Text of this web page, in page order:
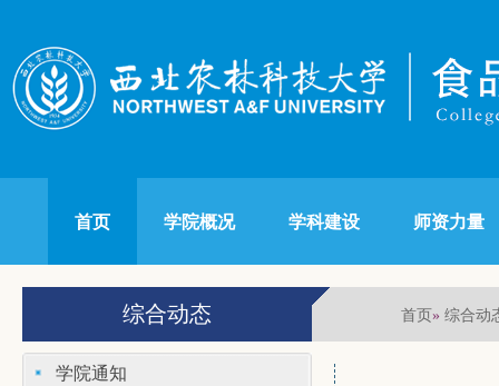
首页 学院概况 学科建设 师资力量
综合动态 首页» 综合动
学院通知